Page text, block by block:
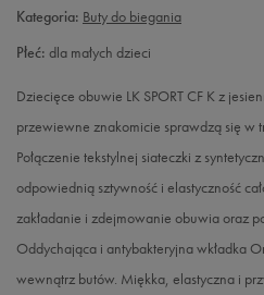
31 18,7 cm
33 20 cm
21,2 cm
Kategoria: Buty do biegania
Płeć: dla małych dzieci
Dziecięce obuwie LK SPORT CF K z
przewiewne znakomicie sprawdzą się w
Połączenie tekstylnej siateczki z
odpowiednią sztywność i elastyczność
zakładanie i zdejmowanie obuwia oraz
Oddychająca i antybakteryjna wkładka
wewnątrz butów. Miękka, elastyczna i